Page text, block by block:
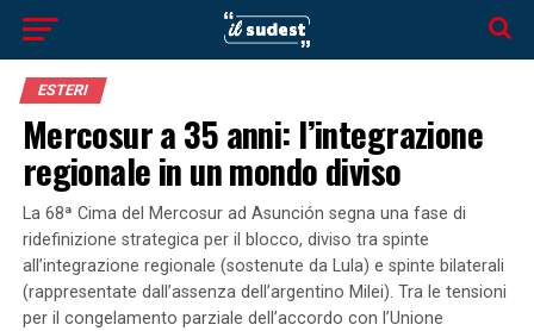
ESTERI
Mercosur a 35 anni: l’integrazione
regionale in un mondo diviso
La 68ª Cima del Mercosur ad Asunción segna una fase di
ridefinizione strategica per il blocco, diviso tra spinte
all’integrazione regionale (sostenute da Lula) e spinte bilaterali
(rappresentate dall’assenza dell’argentino Milei). Tra le tensioni
per il congelamento parziale dell’accordo con l’Unione